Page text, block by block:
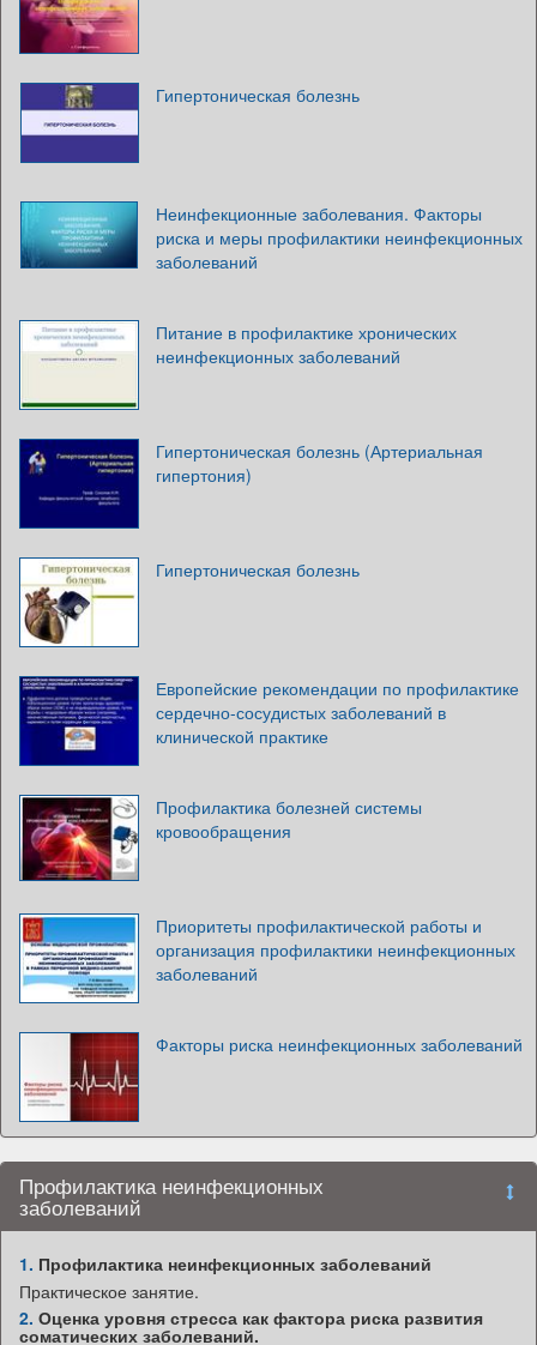
Гипертоническая болезнь
Неинфекционные заболевания. Факторы
риска и меры профилактики неинфекционных
заболеваний
Питание в профилактике хронических
неинфекционных заболеваний
Гипертоническая болезнь (Артериальная
гипертония)
Гипертоническая болезнь
Европейские рекомендации по профилактике
сердечно-сосудистых заболеваний в
клинической практике
Профилактика болезней системы
кровообращения
Приоритеты профилактической работы и
организация профилактики неинфекционных
заболеваний
Факторы риска неинфекционных заболеваний
Профилактика неинфекционных
заболеваний
1. Профилактика неинфекционных заболеваний
Практическое занятие.
2. Оценка уровня стресса как фактора риска развития
соматических заболеваний.